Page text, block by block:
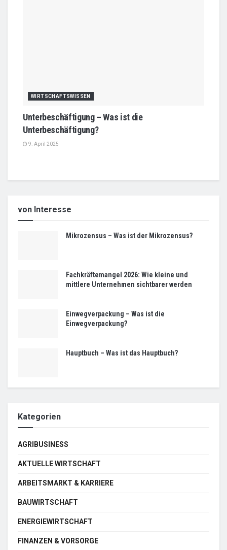
WIRTSCHAFTSWISSEN
Unterbeschäftigung – Was ist die
Unterbeschäftigung?
9. April 2025
von Interesse
Mikrozensus – Was ist der Mikrozensus?
Fachkräftemangel 2026: Wie kleine und
mittlere Unternehmen sichtbarer werden
Einwegverpackung – Was ist die
Einwegverpackung?
Hauptbuch – Was ist das Hauptbuch?
Kategorien
AGRIBUSINESS
AKTUELLE WIRTSCHAFT
ARBEITSMARKT & KARRIERE
BAUWIRTSCHAFT
ENERGIEWIRTSCHAFT
FINANZEN & VORSORGE